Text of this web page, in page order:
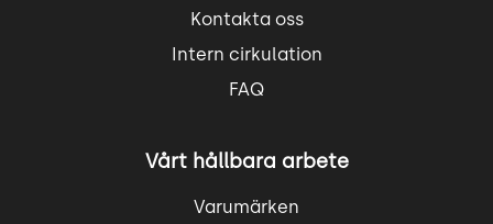
Kontakta oss
Intern cirkulation
FAQ
Vårt hållbara arbete
Varumärken